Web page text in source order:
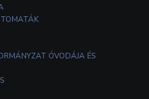
ÓVODÁJA ÉS